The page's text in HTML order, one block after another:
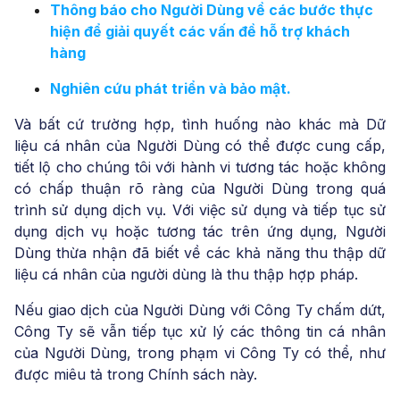
Thông báo cho Người Dùng về các bước thực
hiện để giải quyết các vấn đề hỗ trợ khách
hàng
Nghiên cứu phát triển và bảo mật.
Và bất cứ trường hợp, tình huống nào khác mà Dữ
liệu cá nhân của Người Dùng có thể được cung cấp,
tiết lộ cho chúng tôi với hành vi tương tác hoặc không
có chấp thuận rõ ràng của Người Dùng trong quá
trình sử dụng dịch vụ. Với việc sử dụng và tiếp tục sử
dụng dịch vụ hoặc tương tác trên ứng dụng, Người
Dùng thừa nhận đã biết về các khả năng thu thập dữ
liệu cá nhân của người dùng là thu thập hợp pháp.
Nếu giao dịch của Người Dùng với Công Ty chấm dứt,
Công Ty sẽ vẫn tiếp tục xử lý các thông tin cá nhân
của Người Dùng, trong phạm vi Công Ty có thể, như
được miêu tả trong Chính sách này.